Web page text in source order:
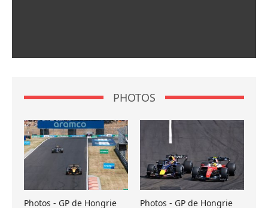
PHOTOS
Photos - GP de Hongrie
Photos - GP de Hongrie